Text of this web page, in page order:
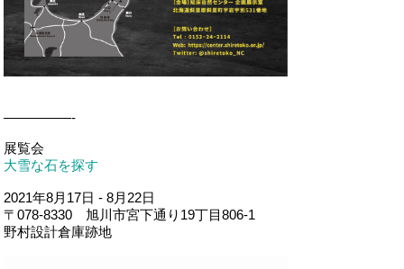
—————-
展覧会
大雪な石を探す
2021年8月17日 - 8月22日
〒078-8330 旭川市宮下通り19丁目806-1
野村設計倉庫跡地